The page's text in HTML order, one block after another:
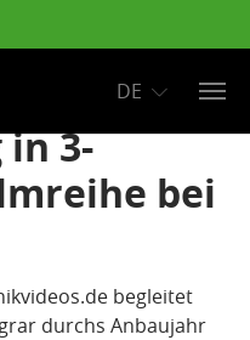
DE
in 3-
bei
begleitet
durchs Anbaujahr